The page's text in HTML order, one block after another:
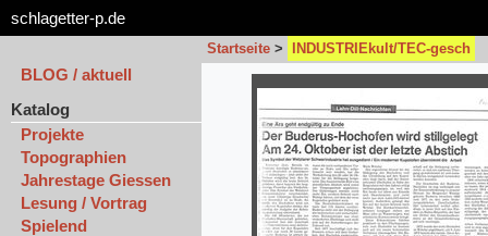
schlagetter-p.de
Startseite > INDUSTRIEkult/TEC-gesch
BLOG / aktuell
Katalog
Projekte
Topographien
Jahrestage Giessen
Lesung / Vortrag
Spielend